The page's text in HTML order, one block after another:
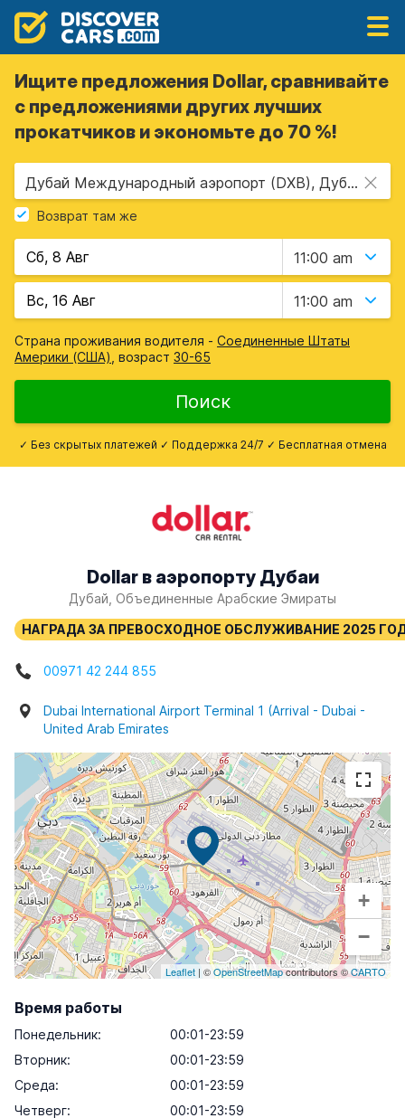
Ищите предложения Dollar, сравнивайте
с предложениями других лучших
прокатчиков и экономьте до 70 %!
Дубай Международный аэропорт (DXB), Дубай, Объединенные Арабские Эмираты
Возврат там же
11:00 am
11:00 am
Страна проживания водителя - Соединенные Штаты
Америки (США) , возраст 30-65
Поиск
✓ Без скрытых платежей ✓ Поддержка 24/7 ✓ Бесплатная отмена
Dollar в аэропорту Дубаи
Дубай, Объединенные Арабские Эмираты
00971 42 244 855
Dubai International Airport Terminal 1 (Arrival - Dubai -
United Arab Emirates
+
−
Leaflet | ©OpenStreetMapcontributors ©CARTO
Время работы
Понедельник:
00:01-23:59
Вторник:
00:01-23:59
Среда:
00:01-23:59
Четверг:
00:01-23:59